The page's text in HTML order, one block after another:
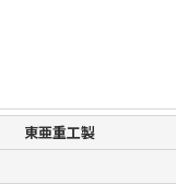
東亜重工製